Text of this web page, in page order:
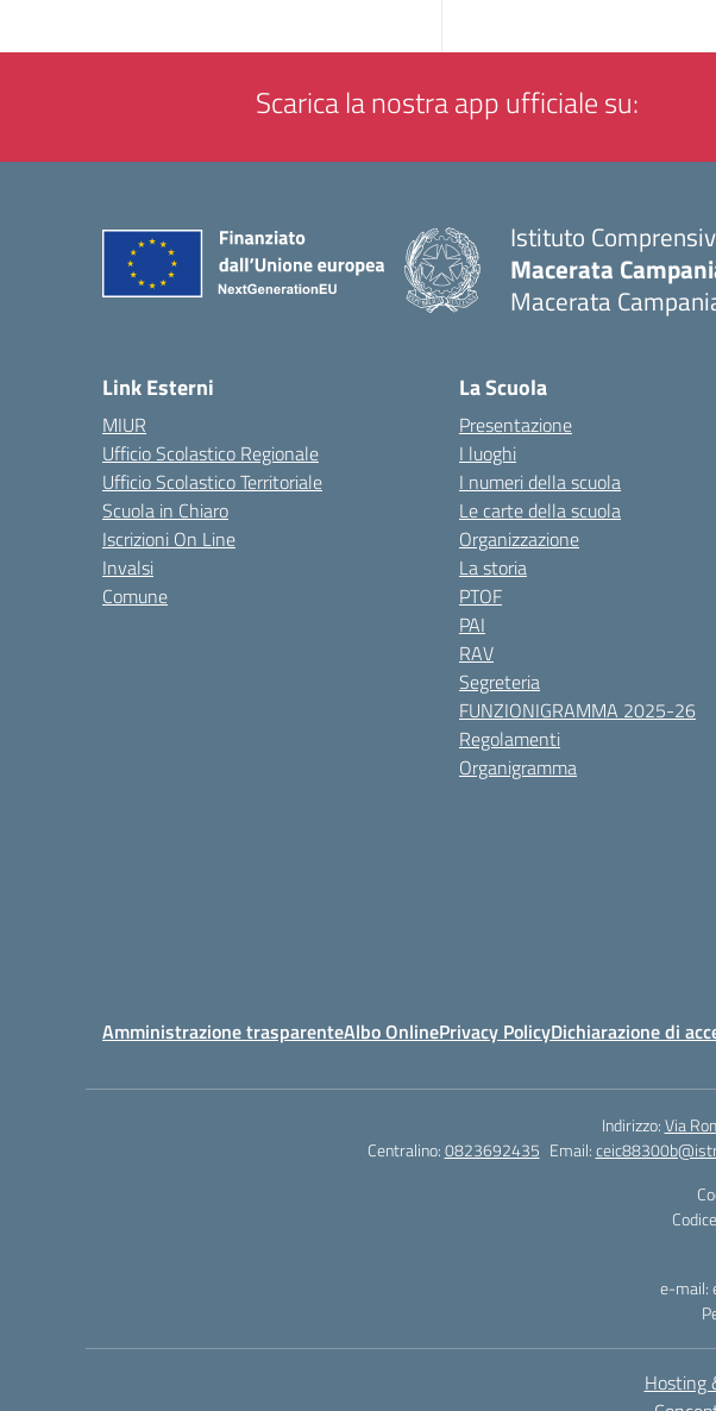
Scarica la nostra app ufficiale su:
Istituto
Macerata
Macerata
Link Esterni
MIUR
Ufficio Scolastico Regionale
Ufficio Scolastico Territoriale
Scuola in Chiaro
Iscrizioni On Line
Invalsi
Comune
La Scuola
Presentazione
I luoghi
I numeri della scuola
Le carte della scuola
Organizzazione
La storia
PTOF
PAI
RAV
Segreteria
FUNZIONIGRAMMA 2025-26
Regolamenti
Organigramma
Amministrazione trasparenteAlbo OnlinePrivacy PolicyDichiarazione di
Indirizzo:Via
Centralino:0823692435 Email:
e-mail:
Hosting